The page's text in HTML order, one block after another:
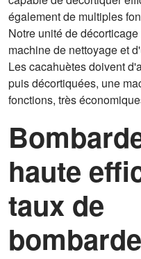
également de multiples
Notre unité de
machine de nettoyage et
Les cacahuètes doivent
puis décortiquées, une
fonctions, très
haute
taux de